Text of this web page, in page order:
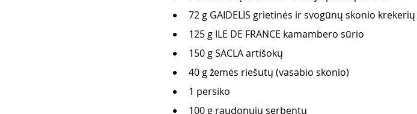
72 g GAIDELIS grietinės ir svogūnų skonio krekerių
125 g ILE DE FRANCE kamambero sūrio
150 g SACLA artišokų
40 g žemės riešutų (vasabio skonio)
1 persiko
100 g raudonųjų serbentų